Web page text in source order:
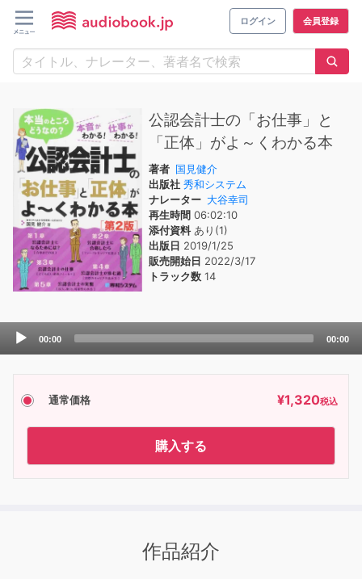
ログイン 会員登録
公認会計士の「お仕事」と
「正体」がよ～くわかる本
著者 国見健介
出版社 秀和システム
ナレーター 大谷幸司
再生時間 06:02:10
添付資料あり(1)
出版日 2019/1/25
販売開始日 2022/3/17
トラック数 14
Audio
00:00 00:00
通常価格 ¥1,320税込
購入する
作品紹介